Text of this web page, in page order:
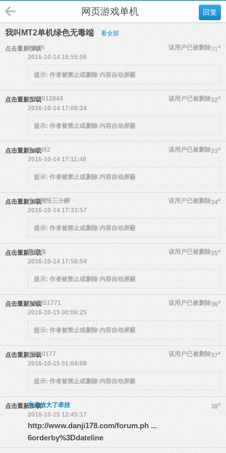
回复
网页游戏单机
我叫MT2单机绿色无毒端 看全部
点击重新加载 31#
killcih
该用户已被删除
2016-10-14 16:55:06
提示: 作者被禁止或删除 内容自动屏蔽
点击重新加载 32#
a790012844
该用户已被删除
2016-10-14 17:06:24
提示: 作者被禁止或删除 内容自动屏蔽
点击重新加载 33#
jimu492
该用户已被删除
2016-10-14 17:11:48
提示: 作者被禁止或删除 内容自动屏蔽
点击重新加载 34#
七分惆怅三分醉
该用户已被删除
2016-10-14 17:33:57
提示: 作者被禁止或删除 内容自动屏蔽
点击重新加载 35#
菊花信
该用户已被删除
2016-10-14 17:58:54
提示: 作者被禁止或删除 内容自动屏蔽
点击重新加载 36#
jy00851771
该用户已被删除
2016-10-15 00:06:25
提示: 作者被禁止或删除 内容自动屏蔽
点击重新加载 37#
d3250177
该用户已被删除
2016-10-15 01:04:08
提示: 作者被禁止或删除 内容自动屏蔽
点击重新加载 38#
岁月放大了牵挂
2016-10-15 12:45:17
http://www.danji178.com/forum.ph ...
6orderby%3Ddateline